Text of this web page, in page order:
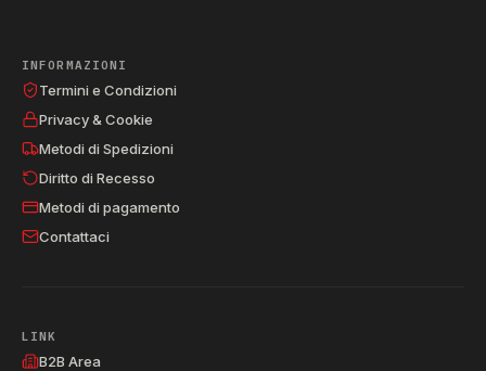
INFORMAZIONI
Termini e Condizioni
Privacy & Cookie
Metodi di Spedizioni
Diritto di Recesso
Metodi di pagamento
Contattaci
LINK
B2B Area